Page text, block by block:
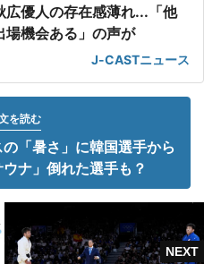
広優人の存在感薄れ...「他
場機会ある」の声が
J-CASTニュース
を読む
の「暑さ」に韓国選手から
ナ」倒れた選手も？